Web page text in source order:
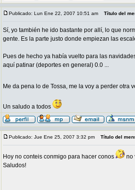
Publicado: Lun Ene 22, 2007 10:51 am Título del
Sí, yo también he ido bastante por allí, lo que
gente. Es la parte justo donde empiezan las
Pues de hecho ya había vuelto para las
aquí patinar (deportes en general) 0.0 ...
Me da pena lo de Tossa, me la voy a perder otra
Un saludo a todos
Publicado: Jue Ene 25, 2007 3:32 pm Título del
Hoy no conteis conmigo para hacer conos
no
Saludos!